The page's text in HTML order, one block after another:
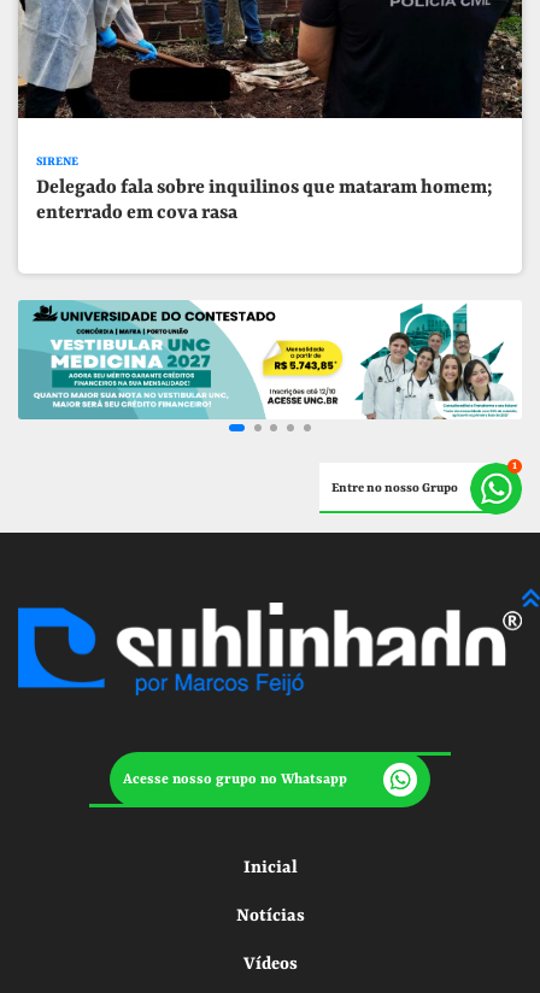
SIRENE
Delegado fala sobre inquilinos que mataram homem;
enterrado em cova rasa
Entre no nosso Grupo
Acesse nosso grupo no Whatsapp
Inicial
Notícias
Vídeos